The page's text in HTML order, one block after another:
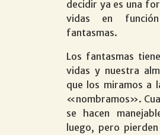
decidir ya es una
vidas en
fantasmas.
Los fantasmas
vidas y nuestra
que los miramos a
«nombramos».
se hacen
luego, pero